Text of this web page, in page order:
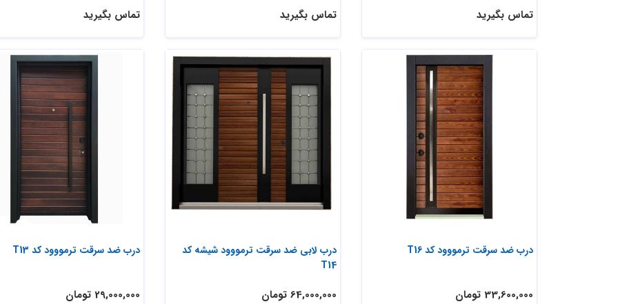
تماس بگیرید تماس بگیرید تماس بگیرید
درب ضد سرقت ترمووود کد T16
33,600,000 تومان
درب لابی ضد سرقت ترمووود شیشه کد
T14
64,000,000 تومان
درب ضد سرقت ترمووود کد T13
29,000,000 تومان